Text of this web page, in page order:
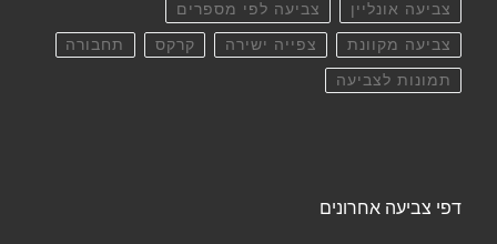
צביעה אונליין צביעה לפי מספרים
צביעה מקוונת צפייה ישירה קרקס תחבורה
תמונות לצביעה
דפי צביעה אחרונים